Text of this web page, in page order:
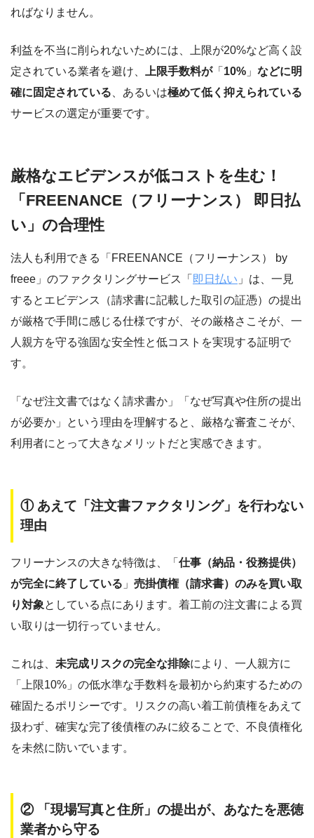
ればなりません。
利益を不当に削られないためには、上限が20%など高く設
定されている業者を避け、
上限手数料が「 10% 」 などに明
確に固定されている 、あるいは極めて低く抑えられている
サービスの選定が重要です。
厳格なエビデンスが低コストを生む！
「FREENANCE（フリーナンス） 即日払
い」の合理性
法人も利用できる「FREENANCE（フリーナンス） by
freee」のファクタリングサービス「 即日払い 」は、一見
するとエビデンス（請求書に記載した取引の証憑）の提出
が厳格で手間に感じる仕様ですが、その厳格さこそが、一
人親方を守る強固な安全性と低コストを実現する証明で
す。
「なぜ注文書ではなく請求書か」「なぜ写真や住所の提出
が必要か」という理由を理解すると、厳格な審査こそが、
利用者にとって大きなメリットだと実感できます。
① あえて「注文書ファクタリング」を行わない
理由
フリーナンスの大きな特徴は、「 仕事（納品・役務提供）
が完全に終了している 」 売掛債権（請求書）のみを買い取
り対象としている点にあります。着工前の注文書による買
い取りは一切行っていません。
これは、 未完成リスクの完全な排除により、一人親方に
「上限10%」の低水準な手数料を最初から約束するための
確固たるポリシーです。リスクの高い着工前債権をあえて
扱わず、確実な完了後債権のみに絞ることで、不良債権化
を未然に防いでいます。
② 「現場写真と住所」の提出が、あなたを悪徳
業者から守る